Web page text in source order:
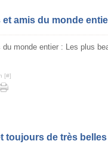
amis du monde
[#]
toujours de très